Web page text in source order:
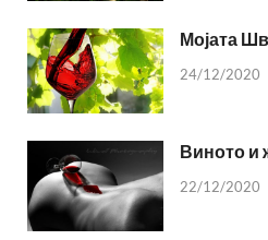
Мојата
24/12/2020
Виното и
22/12/2020